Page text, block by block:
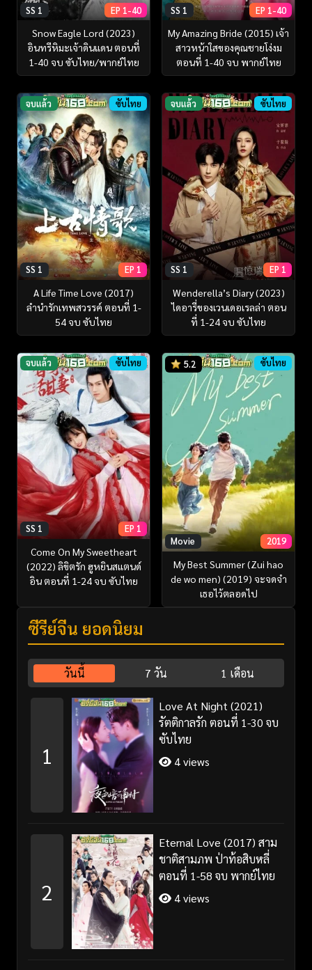
SS 1 EP 1-40
Snow Eagle Lord (2023)
อินทรีหิมะเจ้าดินแดน ตอนที่
1-40 จบ ซับไทย/พากย์ไทย
SS 1 EP 1-40
My Amazing Bride (2015) เจ้า
สาวหน้าใสของคุณชายโง่งม
ตอนที่ 1-40 จบ พากย์ไทย
จบแล้ว ซับไทย
SS 1 EP 1
A Life Time Love (2017)
ลำนำรักเทพสวรรค์ ตอนที่ 1-
54 จบ ซับไทย
จบแล้ว ซับไทย
SS 1 EP 1
Wenderella’s Diary (2023)
ไดอารี่ของเวนเดอเรลล่า ตอน
ที่ 1-24 จบ ซับไทย
จบแล้ว ซับไทย
SS 1 EP 1
Come On My Sweetheart
(2022) ลิขิตรัก ฮูหยินสแตนด์
อิน ตอนที่ 1-24 จบ ซับไทย
5.2 ซับไทย
Movie 2019
My Best Summer (Zui hao
de wo men) (2019) จะจดจำ
เธอไว้ตลอดไป
ซีรี่ย์จีน ยอดนิยม
วันนี้ 7 วัน 1 เดือน
1
Love At Night (2021)
รัตติกาลรัก ตอนที่ 1-30 จบ
ซับไทย
4 views
2
Eternal Love (2017) สาม
ชาติสามภพ ป่าท้อสิบหลี่
ตอนที่ 1-58 จบ พากย์ไทย
4 views